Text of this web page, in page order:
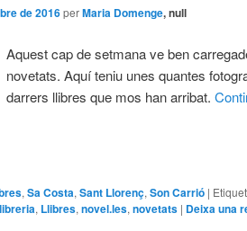
de 2016 perMaria Domenge, null
Aquest cap de setmana ve ben
novetats. Aquí teniu unes quantes
darrers llibres que mos han arribat.
,Sa Costa,Sant Llorenç,Son Carrió |
, Llibres,novel.les,novetats | Deixa una